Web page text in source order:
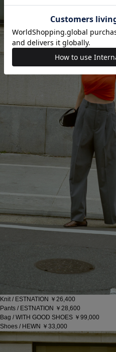
Knit / ESTNATION ￥26,400
Pants / ESTNATION ￥28,600
Bag / WITH GOOD SHOES ￥99,000
Shoes / HEWN ￥33,000